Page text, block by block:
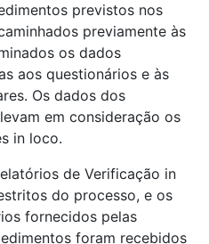
previstos nos
previamente às
os dados
aos questionários e às
Os dados dos
em consideração os
in loco.
de Verificação in
do processo, e os
fornecidos pelas
foram recebidos